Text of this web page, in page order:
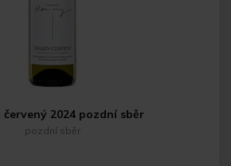
červený 2024 pozdní sběr
pozdní sběr